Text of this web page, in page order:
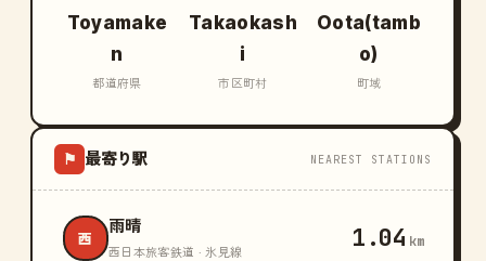
Toyamake
n
都道府県
Takaokash
i
市区町村
Oota(tamb
o)
町域
⚑ 最寄り駅 NEAREST STATIONS
西
雨晴
西日本旅客鉄道 · 氷見線 1.04 km